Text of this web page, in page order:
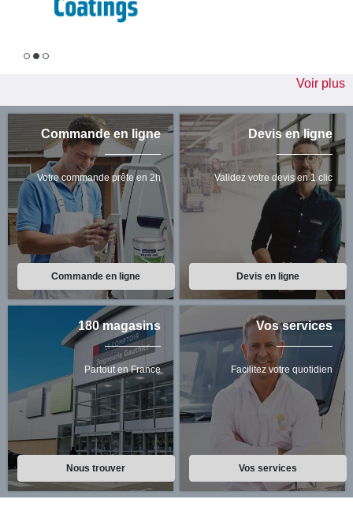
1 2
Voir plus
Commande en ligne
Votre commande prête en 2h
Commande en ligne
Devis en ligne
Validez votre devis en 1 clic
Devis en ligne
180 magasins
Partout en France
Nous trouver
Vos services
Facilitez votre quotidien
Vos services